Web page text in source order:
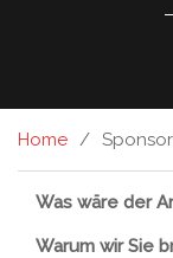
Home
Was wäre der
Warum wir Sie